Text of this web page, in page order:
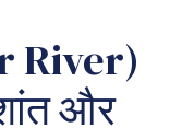
River)
और